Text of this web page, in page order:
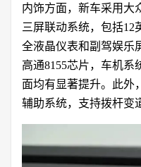
内饰方面，新车采用大
三屏联动系统，包括12
全液晶仪表和副驾娱乐
高通8155芯片，车机系
面均有显著提升。此外
辅助系统，支持拨杆变